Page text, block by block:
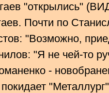
"открылись"
Почти по
"Возможно,
"Я не чей-то
-
"Металлург"